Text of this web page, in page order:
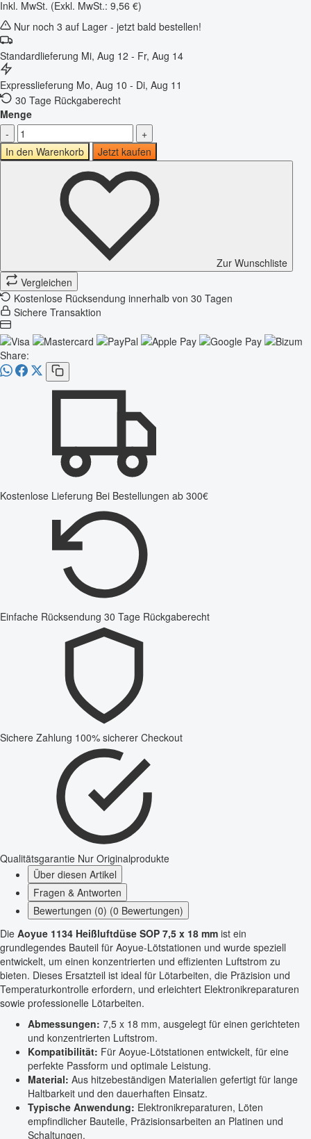
Inkl. MwSt. (Exkl. MwSt.: 9,56 €)
Nur noch 3 auf Lager - jetzt bald bestellen!
Standardlieferung Mi, Aug 12 - Fr, Aug 14
Expresslieferung Mo, Aug 10 - Di, Aug 11
30 Tage Rückgaberecht
Menge
-
+
In den Warenkorb
Jetzt kaufen
Zur Wunschliste
Vergleichen
Kostenlose Rücksendung innerhalb von 30 Tagen
Sichere Transaktion
Share:
Kostenlose Lieferung Bei Bestellungen ab 300€
Einfache Rücksendung 30 Tage Rückgaberecht
Sichere Zahlung 100% sicherer Checkout
Qualitätsgarantie Nur Originalprodukte
Über diesen Artikel
Fragen & Antworten
Bewertungen (0) (0 Bewertungen)
Die Aoyue 1134 Heißluftdüse SOP 7,5 x 18 mm ist ein
grundlegendes Bauteil für Aoyue-Lötstationen und wurde speziell
entwickelt, um einen konzentrierten und effizienten Luftstrom zu
bieten. Dieses Ersatzteil ist ideal für Lötarbeiten, die Präzision und
Temperaturkontrolle erfordern, und erleichtert Elektronikreparaturen
sowie professionelle Lötarbeiten.
Abmessungen: 7,5 x 18 mm, ausgelegt für einen gerichteten
und konzentrierten Luftstrom.
Kompatibilität: Für Aoyue-Lötstationen entwickelt, für eine
perfekte Passform und optimale Leistung.
Material: Aus hitzebeständigen Materialien gefertigt für lange
Haltbarkeit und den dauerhaften Einsatz.
Typische Anwendung: Elektronikreparaturen, Löten
empfindlicher Bauteile, Präzisionsarbeiten an Platinen und
Schaltungen.